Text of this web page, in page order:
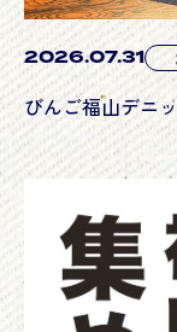
2026.07.31
びんご福山デニ